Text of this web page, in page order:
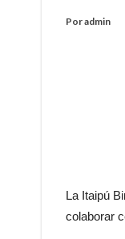
Poradmin
La Itaipú
colaborar